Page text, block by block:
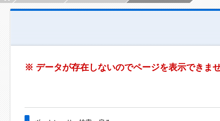
※ データが存在しないのでページを表示できま